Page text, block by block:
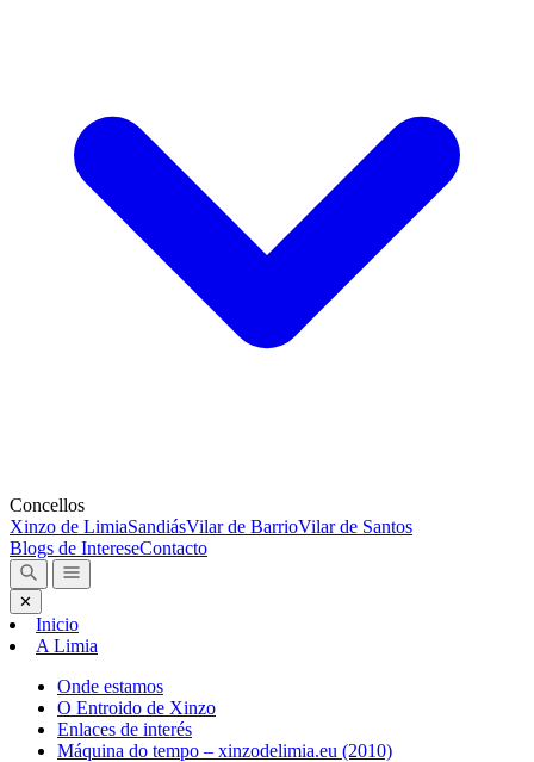
Concellos
Xinzo de LimiaSandiásVilar de BarrioVilar de Santos
Blogs de IntereseContacto
✕
Inicio
A Limia
Onde estamos
O Entroido de Xinzo
Enlaces de interés
Máquina do tempo – xinzodelimia.eu (2010)